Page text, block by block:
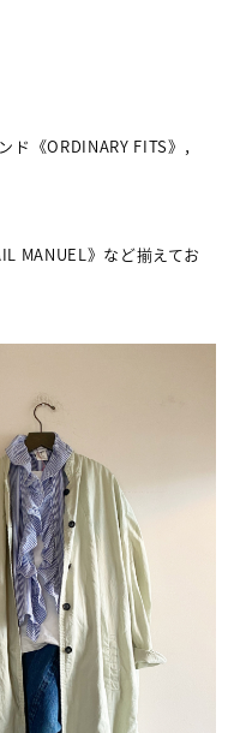
ド《ORDINARY FITS》，
MANUEL 》など揃えてお